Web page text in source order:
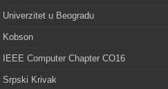
Univerzitet u Beogradu
Kobson
IEEE Computer Chapter CO16
Srpski Krivak